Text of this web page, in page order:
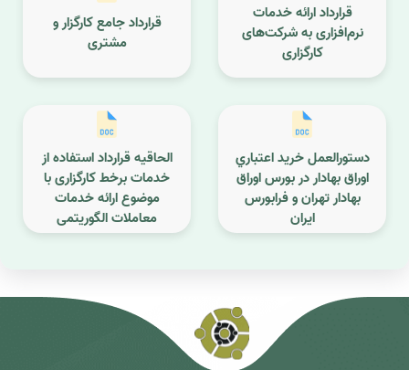
قرارداد ارائه خدمات
نرم‌افزاری به شرکت‌های
کارگزاری
قرارداد جامع کارگزار و
مشتری
دستورالعمل خريد اعتباري
اوراق بهادار در بورس اوراق
بهادار تهران و فرابورس
ايران
الحاقیه قرارداد استفاده از
خدمات برخط کارگزاری با
موضوع ارائه خدمات
معاملات الگوریتمی